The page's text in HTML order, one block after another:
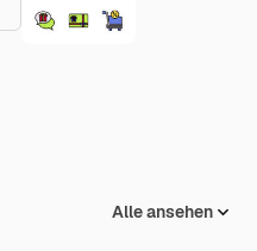
Alle ansehen